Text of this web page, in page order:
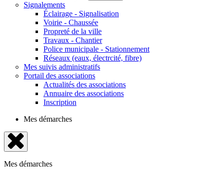
Signalements
Éclairage - Signalisation
Voirie - Chaussée
Propreté de la ville
Travaux - Chantier
Police municipale - Stationnement
Réseaux (eaux, électrcité, fibre)
Mes suivis administratifs
Portail des associations
Actualités des associations
Annuaire des associations
Inscription
Mes démarches
Fermer
le
menu
Mes démarches